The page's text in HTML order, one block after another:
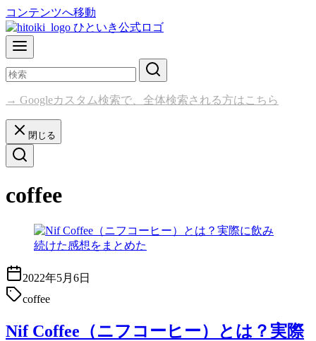
コンテンツへ移動
→ Googleカスタム検索で、全体検索される方はこちら
閉じる
coffee
2022年5月6日
coffee
Nif Coffee（ニフコーヒー）とは？実際